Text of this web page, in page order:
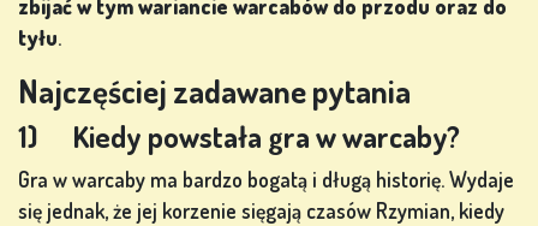
zbijać w tym wariancie warcabów do przodu oraz do
tyłu.
Najczęściej zadawane pytania
1) Kiedy powstała gra w warcaby?
Gra w warcaby ma bardzo bogatą i długą historię. Wydaje
się jednak, że jej korzenie sięgają czasów Rzymian, kiedy